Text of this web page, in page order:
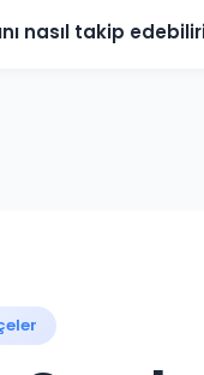
1.000 TL/ay'dır.
nasıl takip